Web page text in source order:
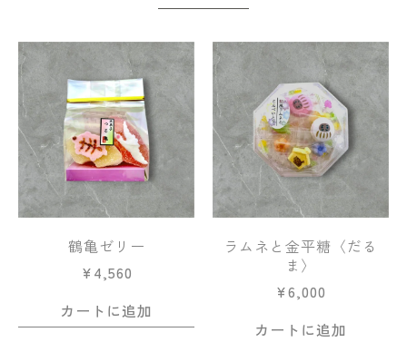
鶴亀ゼリー
¥4,560
カートに追加
ラムネと金平糖〈だる
ま〉
¥6,000
カートに追加